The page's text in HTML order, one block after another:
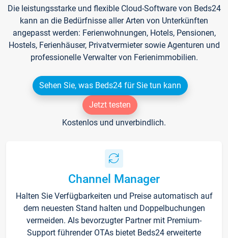
Die leistungsstarke und flexible Cloud-Software von Beds24
kann an die Bedürfnisse aller Arten von Unterkünften
angepasst werden: Ferienwohnungen, Hotels, Pensionen,
Hostels, Ferienhäuser, Privatvermieter sowie Agenturen und
professionelle Verwalter von Ferienimmobilien.
Sehen Sie, was Beds24 für Sie tun kann
Jetzt testen
Kostenlos und unverbindlich.
Channel Manager
Halten Sie Verfügbarkeiten und Preise automatisch auf
dem neuesten Stand halten und Doppelbuchungen
vermeiden. Als bevorzugter Partner mit Premium-
Support führender OTAs bietet Beds24 erweiterte